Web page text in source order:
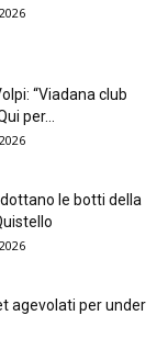
“Viadana club
per...
le botti della
agevolati per under